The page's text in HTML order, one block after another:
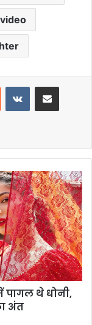
Reddit VKontakteShare via Email
पागल थे धोनी,
अंत